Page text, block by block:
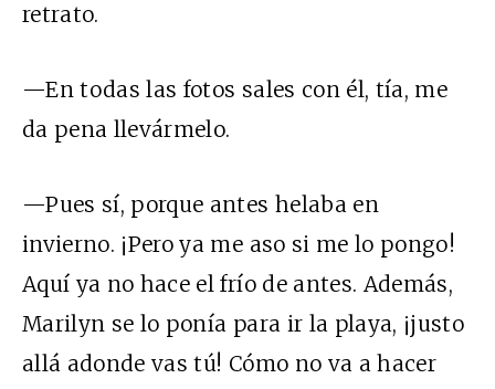
retrato.
—En todas las fotos sales con él, tía, me
da pena llevármelo.
—Pues sí, porque antes helaba en
invierno. ¡Pero ya me aso si me lo pongo!
Aquí ya no hace el frío de antes. Además,
Marilyn se lo ponía para ir la playa, ¡justo
allá adonde vas tú! Cómo no va a hacer